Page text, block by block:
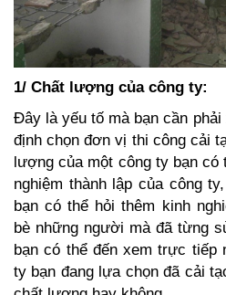
1/ Chất lượng của công ty:
Đây là yếu tố mà bạn cần
định chọn đơn vị thi công cải
lượng của một công ty bạn
nghiệm thành lập của công
bạn có thể hỏi thêm kinh
bè những người mà đã từng
bạn có thể đến xem trực tiếp
ty bạn đang lựa chọn đã cải